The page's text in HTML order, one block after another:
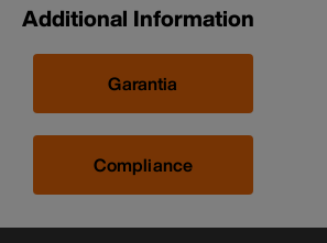
Additional Information
Garantia
Compliance